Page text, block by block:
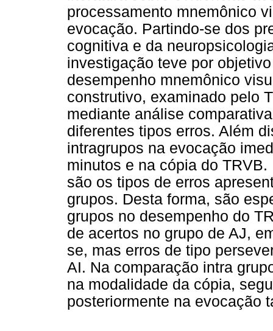
processamento mnemônico
evocação. Partindo-se dos
cognitiva e da
investigação teve por
desempenho mnemônico
construtivo, examinado pelo
mediante análise
diferentes tipos erros. Além
intragrupos na evocação
minutos e na cópia do
são os tipos de erros
grupos. Desta forma, são
grupos no desempenho do
de acertos no grupo de AJ,
se, mas erros de tipo
AI. Na comparação intra
na modalidade da cópia,
posteriormente na evocação